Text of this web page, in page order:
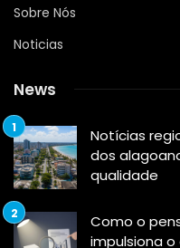
Sobre Nós
Noticias
News
Notícias
dos
qualidade
Como o
impulsiona